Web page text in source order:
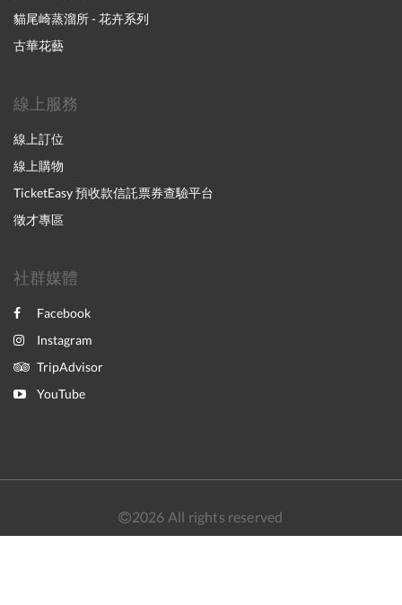
貓尾崎蒸溜所 - 花卉系列
古華花藝
線上服務
線上訂位
線上購物
TicketEasy 預收款信託票券查驗平台
徵才專區
社群媒體
Facebook
Instagram
TripAdvisor
YouTube
2026 All rights reserved